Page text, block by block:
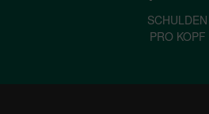
SCHULDEN
PRO KOPF